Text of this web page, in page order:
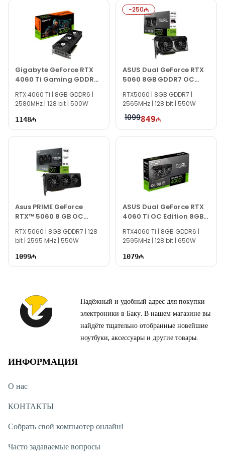
По всем вопросам, связанным с видеокартами и другой
продукцией, вы можете связаться с нами через сайт.
Если вам нужна помощь с выбором, наши специалисты
готовы помочь ежедневно с 10:00 до 19:00.
Мы всегда готовы ответить на все вопросы по MSI
GeForce RTX 4070 Ti Super 16GB Ventus 2X OC
через онлайн-поддержку на нашем сайте.
Gallery!
Gigabyte GeForce RTX
4060 Ti Gaming GDDR6
RTX 4060 Ti | 8GB GDDR6 |
2580MHz | 128 bit | 500W
1148
-250
ASUS Dual GeForce RTX
5060 8GB GDDR7 OC
RTX5060 | 8GB GDDR7 |
2565MHz | 128 bit | 550W
1099849
Asus PRIME GeForce
RTX™ 5060 8 GB OC
90YV0N10-M0NA00
RTX 5060 | 8GB GDDR7 | 128
bit | 2595 MHz | 550W
1099
ASUS Dual GeForce RTX
4060 Ti OC Edition 8GB
RTX4060 Ti | 8GB GDDR6 |
2595MHz | 128 bit | 650W
1079
Надёжный и удобный адрес для покупки
электроники в Баку. В нашем магазине вы
найдёте тщательно отобранные новейшие
ноутбуки, аксессуары и другие товары.
ИНФОРМАЦИЯ
О нас
КОНТАКТЫ
Собрать свой компьютер онлайн!
Часто задаваемые вопросы